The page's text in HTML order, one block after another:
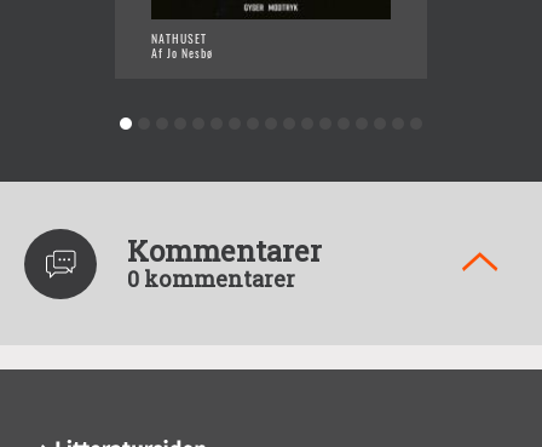
NATHUSET
Af Jo Nesbø
Kommentarer
0 kommentarer